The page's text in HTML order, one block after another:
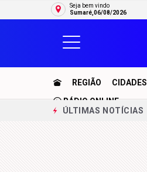
Seja bem vindo
Sumaré,06/08/2026
REGIÃO CIDADES
RÁDIO ONLINE
ÚLTIMAS NOTÍCIAS